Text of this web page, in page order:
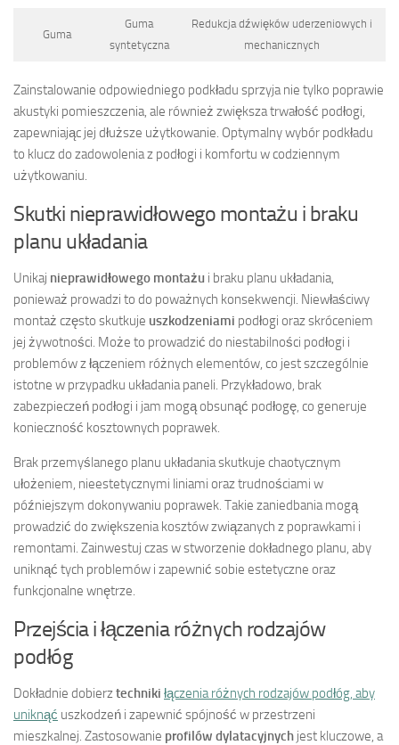
Guma
Guma
syntetyczna
Redukcja dźwięków uderzeniowych i
mechanicznych
Zainstalowanie odpowiedniego podkładu sprzyja nie tylko poprawie
akustyki pomieszczenia, ale również zwiększa trwałość podłogi,
zapewniając jej dłuższe użytkowanie. Optymalny wybór podkładu
to klucz do zadowolenia z podłogi i komfortu w codziennym
użytkowaniu.
Skutki nieprawidłowego montażu i braku
planu układania
Unikaj nieprawidłowego montażu i braku planu układania,
ponieważ prowadzi to do poważnych konsekwencji. Niewłaściwy
montaż często skutkuje uszkodzeniami podłogi oraz skróceniem
jej żywotności. Może to prowadzić do niestabilności podłogi i
problemów z łączeniem różnych elementów, co jest szczególnie
istotne w przypadku układania paneli. Przykładowo, brak
zabezpieczeń podłogi i jam mogą obsunąć podłogę, co generuje
konieczność kosztownych poprawek.
Brak przemyślanego planu układania skutkuje chaotycznym
ułożeniem, nieestetycznymi liniami oraz trudnościami w
późniejszym dokonywaniu poprawek. Takie zaniedbania mogą
prowadzić do zwiększenia kosztów związanych z poprawkami i
remontami. Zainwestuj czas w stworzenie dokładnego planu, aby
uniknąć tych problemów i zapewnić sobie estetyczne oraz
funkcjonalne wnętrze.
Przejścia i łączenia różnych rodzajów
podłóg
Dokładnie dobierztechniki łączenia różnych rodzajów podłóg, aby
uniknąć uszkodzeń i zapewnić spójność w przestrzeni
mieszkalnej. Zastosowanie profilów dylatacyjnych jest kluczowe, a